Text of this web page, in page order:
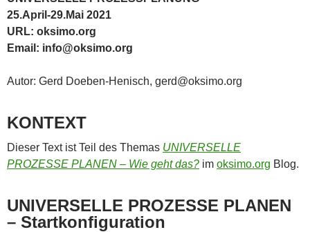
25.April-29.Mai 2021
URL: oksimo.org
Email: info@oksimo.org
Autor: Gerd Doeben-Henisch, gerd@oksimo.org
KONTEXT
Dieser Text ist Teil des Themas UNIVERSELLE
PROZESSE PLANEN – Wie geht das? im oksimo.org Blog.
UNIVERSELLE PROZESSE PLANEN
– Startkonfiguration